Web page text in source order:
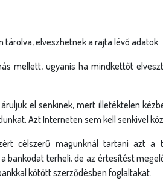
elveszhetnek a rajta lévő adatok.
mellett, ugyanis ha mindkettőt
el senkinek, mert illetéktelen
Azt Interneten sem kell senkivel
célszerű magunknál tartani azt a
bankodat terheli, de az értesítést
kötött szerződésben foglaltakat.